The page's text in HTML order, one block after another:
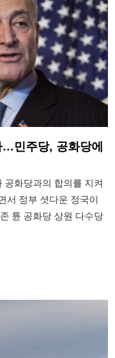
민주당, 공화당에
공화당과의 합의를 지켜
서 정부 셧다운 정국이
튠 공화당 상원 다수당